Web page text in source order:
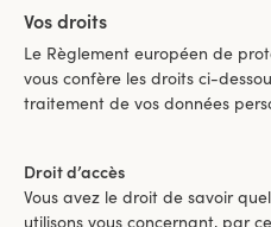
Vos droits
Le Règlement européen de
vous confère les droits ci-
traitement de vos données
Droit d’accès
Vous avez le droit de savoir
utilisons vous concernant, par